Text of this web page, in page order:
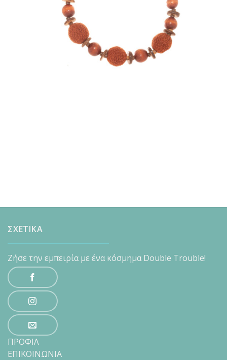
ΣΧΕΤΙΚΑ
Ζήσε την εμπειρία με ένα κόσμημα Double Trouble!
ΠΡΟΦΙΛ
ΕΠΙΚΟΙΝΩΝΙΑ